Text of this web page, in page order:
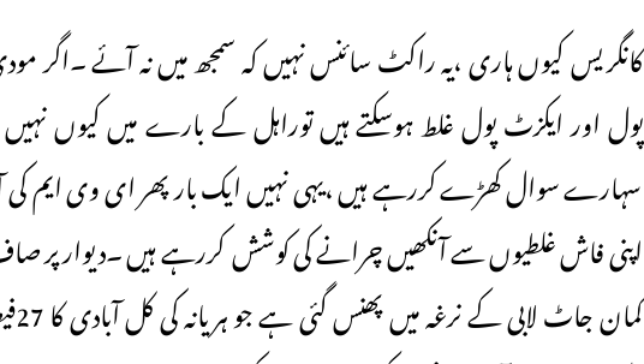
کانگریس کیوں ہاری ،یہ راکٹ سائنس نہیں کہ سمجھ میں نہ آئے ۔اگر
پول اور ایکزٹ پول غلط ہوسکتے ہیں توراہل کے بارے میں کیوں
سہارے سوال کھڑے کررہے ہیں ،یہی نہیں ایک بار پھر ای وی ایم کی
اپنی فاش غلطیوں سے آنکھیں چرانے کی کوشش کررہے ہیں ۔دیوار پر صاف